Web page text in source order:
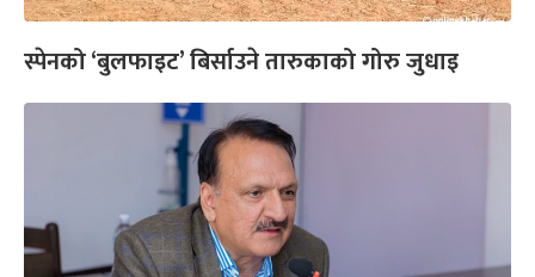
स्पेनको ‘बुलफाइट’ बिर्साउने तारुकाको गोरु जुधाइ